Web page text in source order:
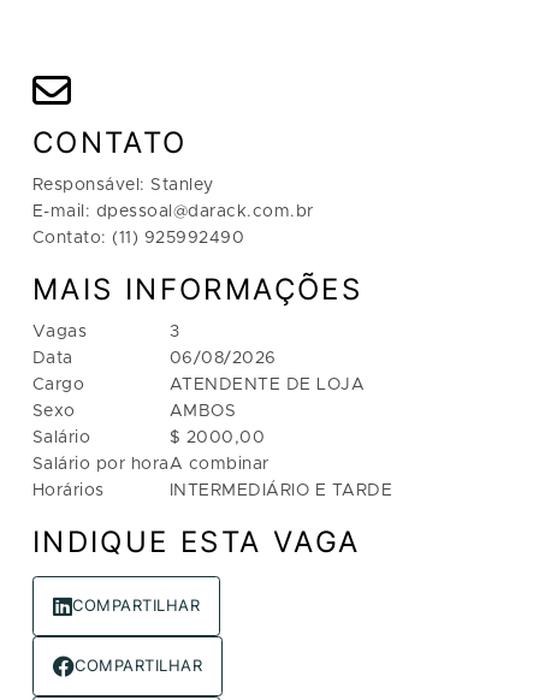
CONTATO
Responsável: Stanley
E-mail: dpessoal@darack.com.br
Contato: (11) 925992490
MAIS INFORMAÇÕES
Vagas
Data
Cargo
Sexo
Salário
Salário por hora
Horários
3
06/08/2026
ATENDENTE DE LOJA
AMBOS
$ 2000,00
A combinar
INTERMEDIÁRIO E TARDE
INDIQUE ESTA VAGA
COMPARTILHAR
COMPARTILHAR